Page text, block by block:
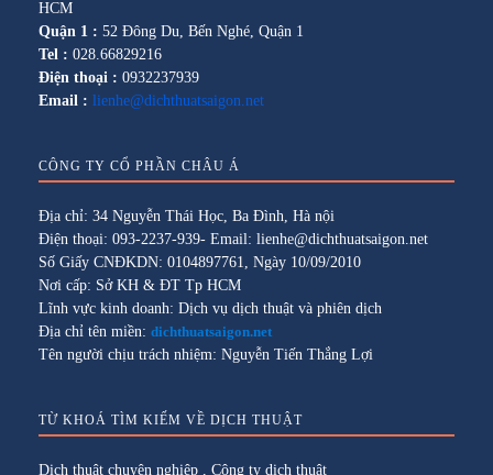
HCM
Quận 1 : 52 Đông Du, Bến Nghé, Quận 1
Tel : 028.66829216
Điện thoại : 0932237939
Email : lienhe@dichthuatsaigon.net
CÔNG TY CỔ PHẦN CHÂU Á
Địa chỉ: 34 Nguyễn Thái Học, Ba Đình, Hà nội
Điện thoại: 093-2237-939- Email: lienhe@dichthuatsaigon.net
Số Giấy CNĐKDN: 0104897761, Ngày 10/09/2010
Nơi cấp: Sở KH & ĐT Tp HCM
Lĩnh vực kinh doanh: Dịch vụ dịch thuật và phiên dịch
Địa chỉ tên miền: dichthuatsaigon.net
Tên người chịu trách nhiệm: Nguyễn Tiến Thắng Lợi
TỪ KHOÁ TÌM KIẾM VỀ DỊCH THUẬT
Dịch thuật chuyên nghiệp Công ty dịch thuật